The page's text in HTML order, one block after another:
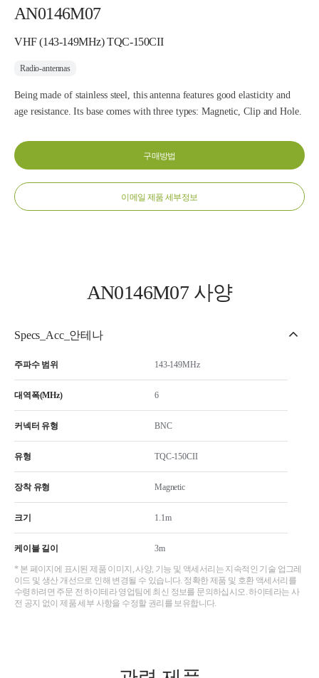
AN0146M07
VHF (143-149MHz) TQC-150CII
Radio-antennas
Being made of stainless steel, this antenna features good elasticity and
age resistance. Its base comes with three types: Magnetic, Clip and Hole.
구매방법
이메일 제품 세부정보
AN0146M07 사양
Specs_Acc_안테나
주파수 범위 143-149MHz
대역폭(MHz) 6
커넥터 유형 BNC
유형 TQC-150CII
장착 유형 Magnetic
크기 1.1m
케이블 길이 3m
* 본 페이지에 표시된 제품 이미지, 사양, 기능 및 액세서리는 지속적인 기술 업그레
이드 및 생산 개선으로 인해 변경될 수 있습니다. 정확한 제품 및 호환 액세서리를
수령하려면 주문 전 하이테라 영업팀에 최신 정보를 문의하십시오. 하이테라는 사
전 공지 없이 제품 세부 사항을 수정할 권리를 보유합니다.